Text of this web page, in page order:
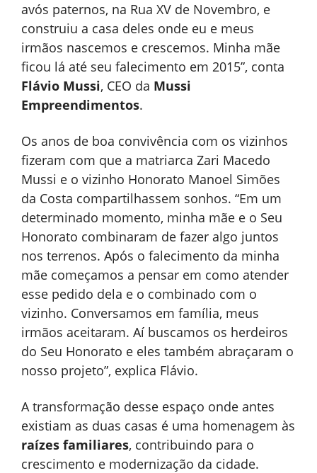
avós paternos, na Rua XV de Novembro, e
construiu a casa deles onde eu e meus
irmãos nascemos e crescemos. Minha mãe
ficou lá até seu falecimento em 2015”, conta
Flávio Mussi, CEO da Mussi
Empreendimentos.
Os anos de boa convivência com os vizinhos
fizeram com que a matriarca Zari Macedo
Mussi e o vizinho Honorato Manoel Simões
da Costa compartilhassem sonhos. “Em um
determinado momento, minha mãe e o Seu
Honorato combinaram de fazer algo juntos
nos terrenos. Após o falecimento da minha
mãe começamos a pensar em como atender
esse pedido dela e o combinado com o
vizinho. Conversamos em família, meus
irmãos aceitaram. Aí buscamos os herdeiros
do Seu Honorato e eles também abraçaram o
nosso projeto”, explica Flávio.
A transformação desse espaço onde antes
existiam as duas casas é uma homenagem às
raízes familiares, contribuindo para o
crescimento e modernização da cidade.